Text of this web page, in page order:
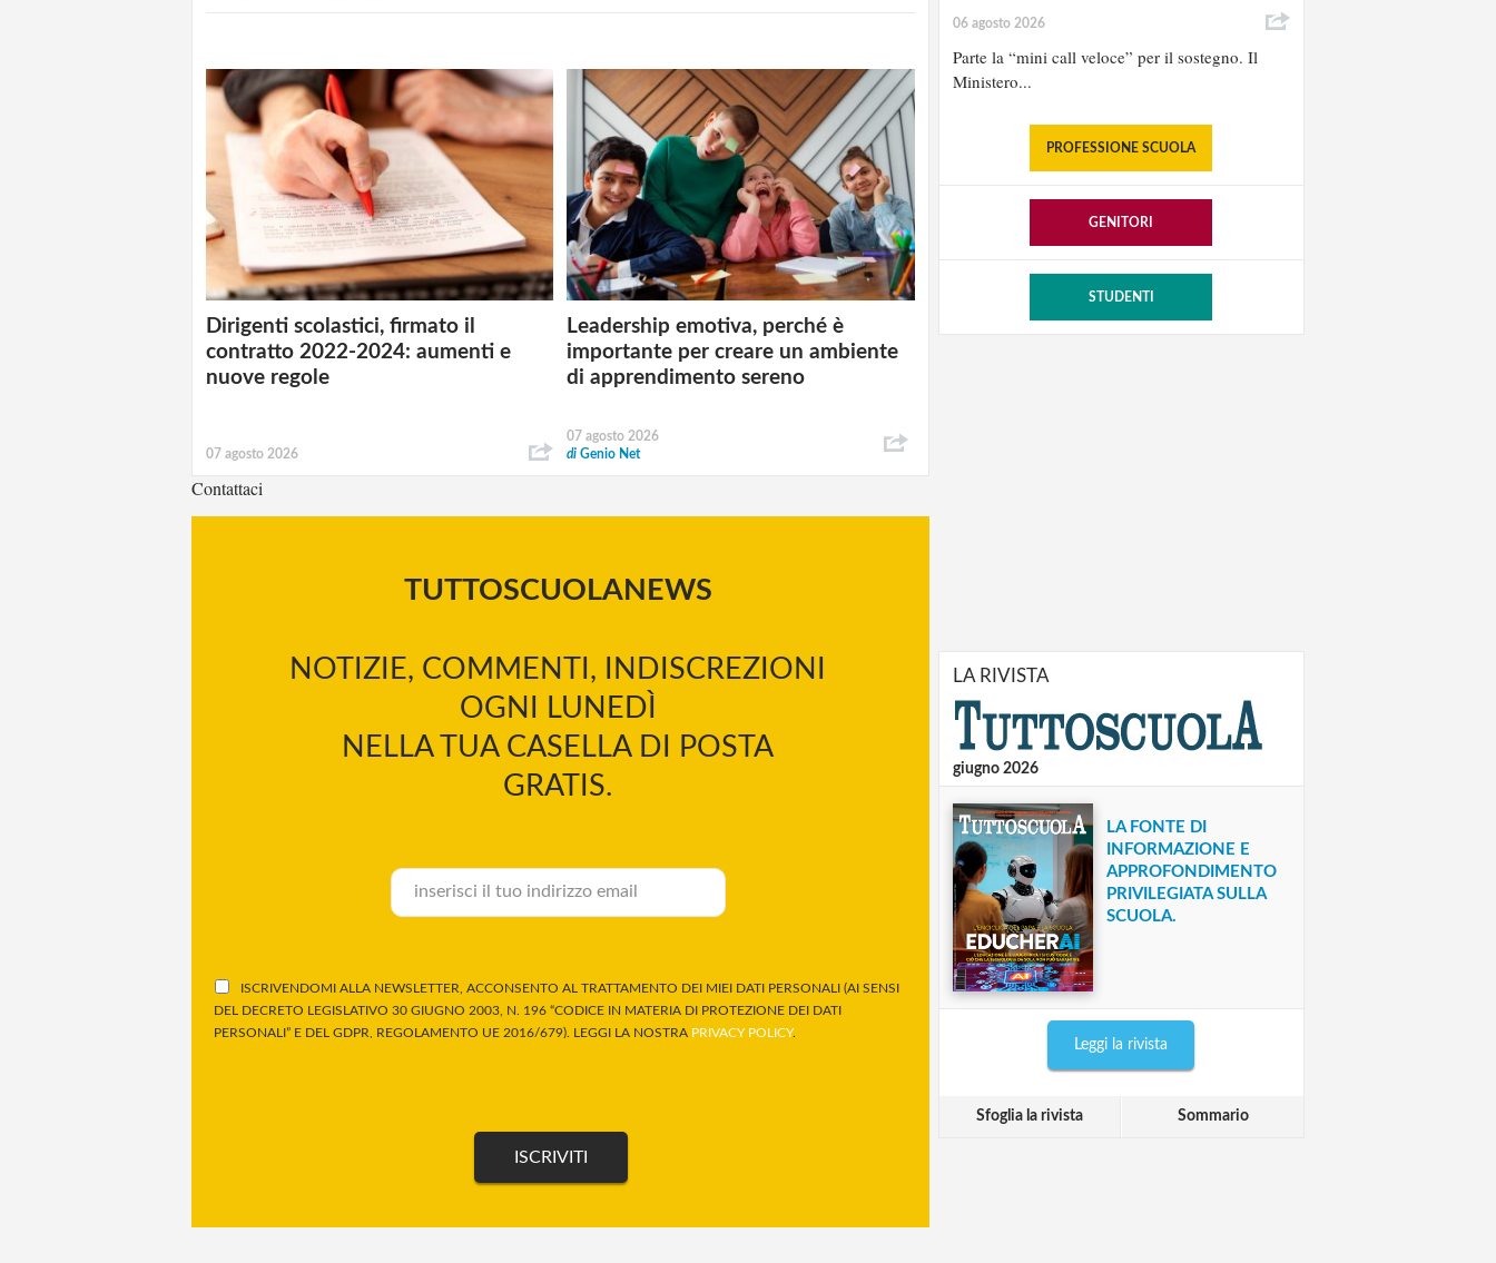
Dirigenti scolastici, firmato il
contratto 2022-2024: aumenti e
nuove regole
07 agosto 2026
Leadership emotiva, perché è
importante per creare un ambiente
di apprendimento sereno
07 agosto 2026
diGenio Net
Contattaci
TUTTOSCUOLANEWS
NOTIZIE, COMMENTI, INDISCREZIONI
OGNI LUNEDÌ
NELLA TUA CASELLA DI POSTA
GRATIS.
ISCRIVENDOMI ALLA NEWSLETTER, ACCONSENTO AL TRATTAMENTO DEI MIEI DATI PERSONALI (AI SENSI
DEL DECRETO LEGISLATIVO 30 GIUGNO 2003, N. 196 “CODICE IN MATERIA DI PROTEZIONE DEI DATI
PERSONALI” E DEL GDPR, REGOLAMENTO UE 2016/679). LEGGI LA NOSTRA PRIVACY POLICY.
06 agosto 2026
Parte la “mini call veloce” per il sostegno. Il
Ministero...
PROFESSIONE SCUOLA
GENITORI
STUDENTI
LA RIVISTA
giugno 2026
LA FONTE DI
INFORMAZIONE E
APPROFONDIMENTO
PRIVILEGIATA SULLA
SCUOLA.
Leggi la rivista
Sfoglia la rivista Sommario